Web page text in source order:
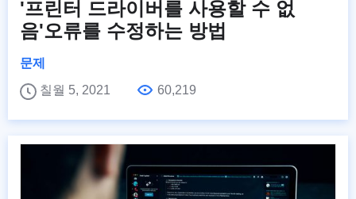
'프린터 드라이버를 사용할 수 없
음'오류를 수정하는 방법
문제
칠월 5, 2021
60,219